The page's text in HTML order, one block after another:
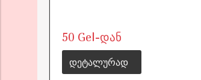
50 Gel-დან
დეტალურად